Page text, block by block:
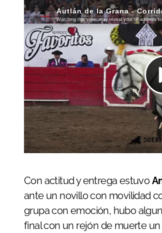
Con actitud y entrega estuvo
ante un novillo con movilidad
grupa con emoción, hubo
final con un rejón de muerte